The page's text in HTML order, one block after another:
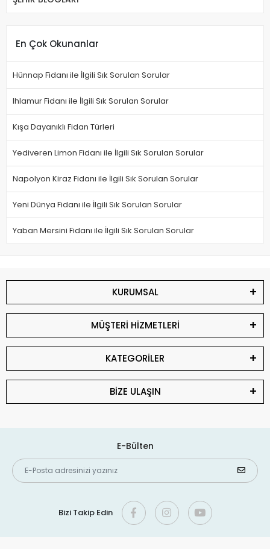
En Çok Okunanlar
Hünnap Fidanı ile İlgili Sık Sorulan Sorular
Ihlamur Fidanı ile İlgili Sık Sorulan Sorular
Kışa Dayanıklı Fidan Türleri
Yediveren Limon Fidanı ile İlgili Sık Sorulan Sorular
Napolyon Kiraz Fidanı ile İlgili Sık Sorulan Sorular
Yeni Dünya Fidanı ile İlgili Sık Sorulan Sorular
Yaban Mersini Fidanı ile İlgili Sık Sorulan Sorular
KURUMSAL
MÜŞTERİ HİZMETLERİ
KATEGORİLER
BİZE ULAŞIN
E-Bülten
Bizi Takip Edin